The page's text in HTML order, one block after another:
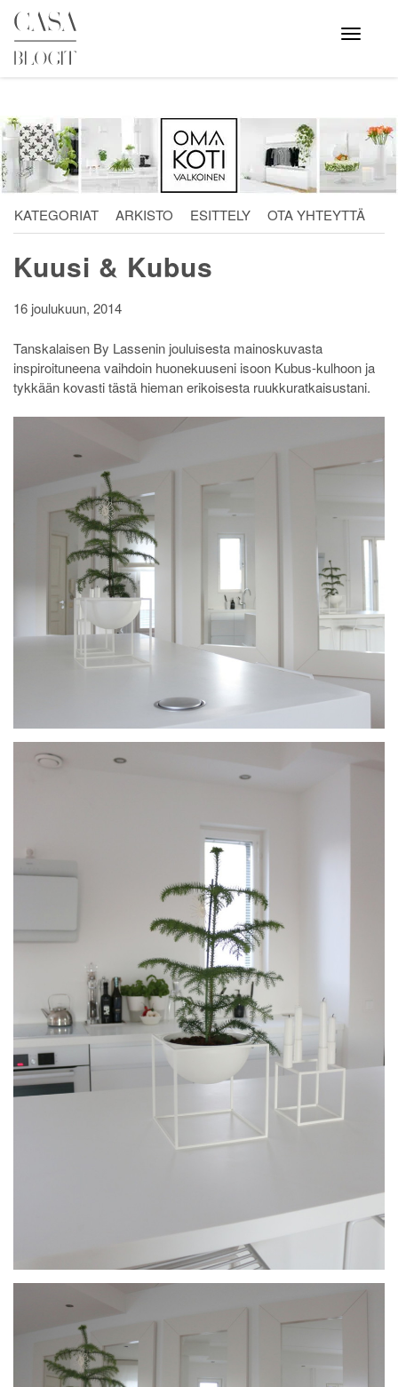
Skip
content
Avaa
valikko
KATEGORIAT ARKISTO ESITTELY OTA YHTEYTTÄ
Kuusi & Kubus
16 joulukuun, 2014
Tanskalaisen By Lassenin jouluisesta mainoskuvasta
inspiroituneena vaihdoin huonekuuseni isoon Kubus-kulhoon ja
tykkään kovasti tästä hieman erikoisesta ruukkuratkaisustani.